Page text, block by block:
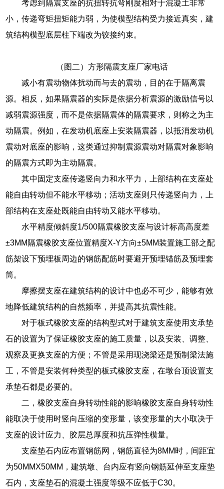
考虑到隔震支座的抗扭转抗弯刚度相对于混凝土非常
小，传递弯矩扭矩能力弱，为使模型结构受力接近真实，建
筑结构模型底层柱下端改为铰接约束。
（图二）方形隔震支座厂家电话
减小有震动物体扰动而与去的震动，目的在于隔离震
源。相反，如果隔震器的实际是依据分析震源的激励信号以
减弱震源强度，而不是依据隔震体的隔震要求，则称之为主
动隔震。例如，在发动机底座上安装隔震器，以抵消发动机
震动对底座的影响，这类通过抑制震源震动对隔震对象影响
的隔震方式即为主动隔震。
其中固定支座传递竖向力和水平力，上部结构在支座处
能自由转动但不能水平移动；活动支座则只传递竖向力，上
部结构在支座处既能自由转动又能水平移动。
水平精度倾斜度1/500隔震橡胶支座与设计标高高度差
±3MM隔震橡胶支座位置精度X-Y方向±5MM装置施工部之配
筋架设下预埋板周边的钢筋配筋时要避开预埋锚筋及预埋套
筒。
摩擦摆支座在建筑结构的设计中也必不可少，能够有效
地降低建筑结构的自然频率，并提高其抗震性能。
对于板式橡胶支座的结构型式对于建筑支座使用支承垫
石的设置为了保证橡胶支座的施工质量，以及安装、调整、
观察及更换支座的方便；不管是采用现浇梁还是预制梁法施
工，不管是安装何种类型的板式橡胶支座，在墩台顶设置支
承垫石都是必要的。
二，橡胶支座自身转动性能的影响橡胶支座自身转动性
能取决于使用时竖向压缩的变形量，该变形量的大小取决于
支座的设计应力、胶层总厚度和抗压弹性模量。
支座垫石内应布置钢筋网，钢筋直径为8MM时，间距宜
为50MMX50MM，建筑墩、台内应有竖向钢筋延伸至支座垫
石内，支座垫石的混凝土强度等级不应低于C30。